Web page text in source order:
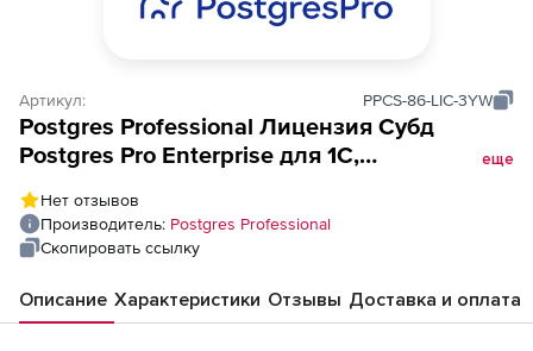
Артикул: PPCS-86-LIC-3YW
Postgres Professional Лицензия Субд
Postgres Pro Enterprise для 1C,
64, зарегистрировано в ЕДИНОМ РЕЕСТРЕ
российских программ для ЭВМ и БД под
(включает графическую платформу
управления и администрирования
еще
Нет отзывов
Производитель: Postgres Professional
Скопировать ссылку
Описание Характеристики Отзывы Доставка и оплата